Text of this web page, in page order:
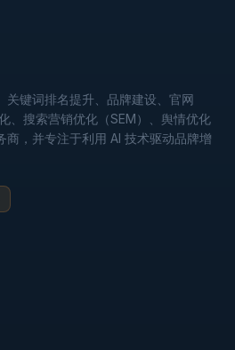
关键词排名提升、品牌建设、官网
、搜索营销优化（SEM）、舆情优化
商，并专注于利用 AI 技术驱动品牌增